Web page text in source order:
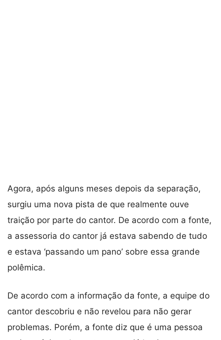
Agora, após alguns meses depois da separação,
surgiu uma nova pista de que realmente ouve
traição por parte do cantor. De acordo com a fonte,
a assessoria do cantor já estava sabendo de tudo
e estava ‘passando um pano’ sobre essa grande
polêmica.
De acordo com a informação da fonte, a equipe do
cantor descobriu e não revelou para não gerar
problemas. Porém, a fonte diz que é uma pessoa